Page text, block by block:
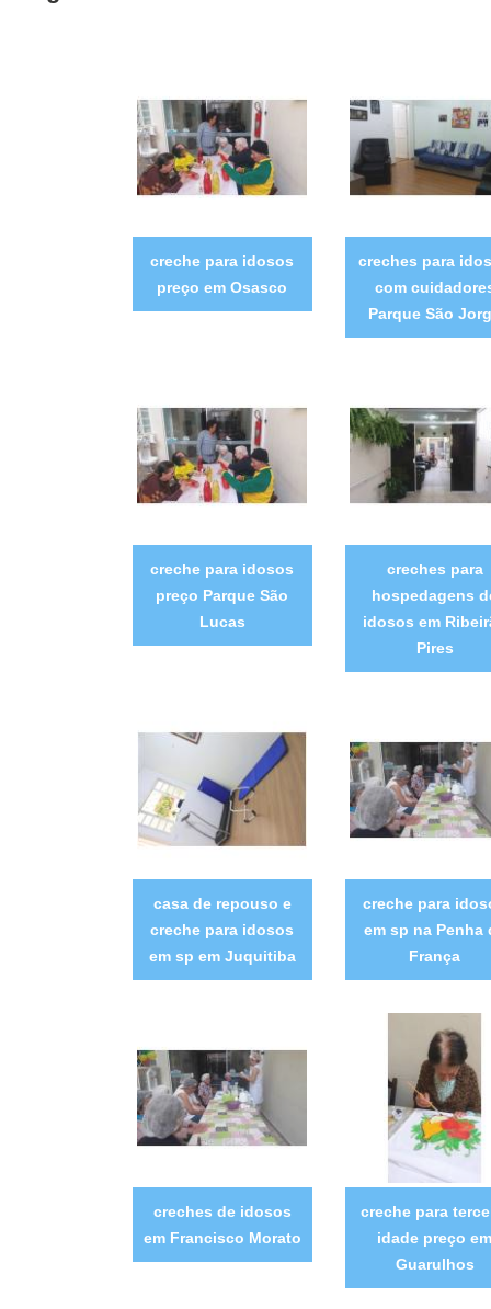
creche para idosos
preço em Osasco
creches para
com
Parque São
creche para idosos
preço Parque São
Lucas
creches para
hospedagens
idosos em
Pires
casa de repouso e
creche para idosos
em sp em Juquitiba
creche para
em sp na Penha
França
creches de idosos
em Francisco Morato
creche para
idade preço em
Guarulhos